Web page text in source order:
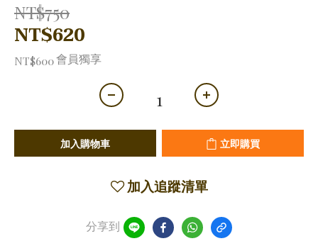
NT$750
NT$620
NT$600會員獨享
加入購物車 立即購買
加入追蹤清單
分享到